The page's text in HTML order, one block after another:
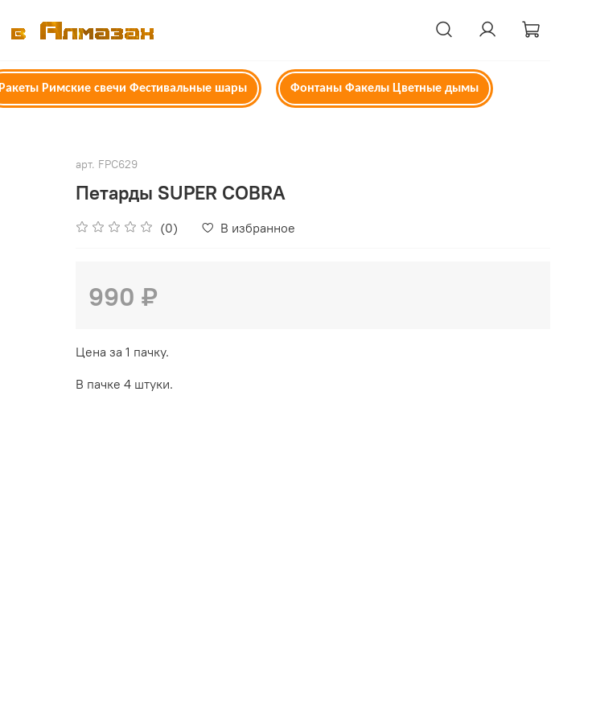
Ракеты Римские свечи Фестивальные шары Фонтаны Факелы Цветные дымы
арт. FPC629
Петарды SUPER COBRA
(0) В избранное
990 ₽
Цена за 1 пачку.
В пачке 4 штуки.